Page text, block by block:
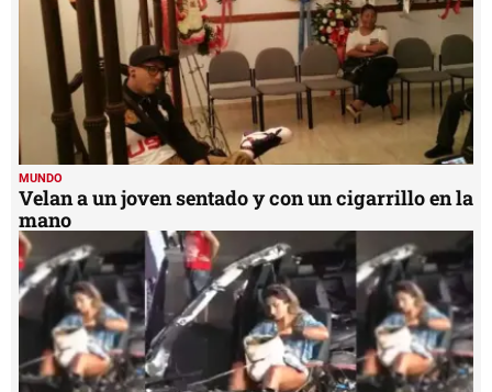
MUNDO
Velan a un joven sentado y con un cigarrillo en la
mano